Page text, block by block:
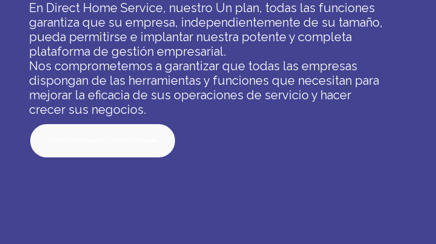
En Direct Home Service, nuestro Un plan, todas las funciones
garantiza que su empresa, independientemente de su tamaño,
pueda permitirse e implantar nuestra potente y completa
plataforma de gestión empresarial.
Nos comprometemos a garantizar que todas las empresas
dispongan de las herramientas y funciones que necesitan para
mejorar la eficacia de sus operaciones de servicio y hacer
crecer sus negocios.